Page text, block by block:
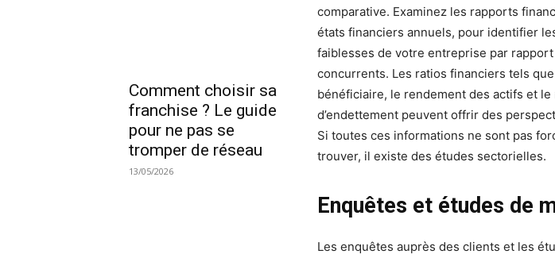
Comment choisir sa
franchise ? Le guide
pour ne pas se
tromper de réseau
13/05/2026
comparative. Examinez les rapports
états financiers annuels, pour identifier
faiblesses de votre entreprise par
concurrents. Les ratios financiers tels
bénéficiaire, le rendement des actifs et le
d’endettement peuvent offrir des
Si toutes ces informations ne sont pas
trouver, il existe des études sectorielles.
Enquêtes et études de
Les enquêtes auprès des clients et les